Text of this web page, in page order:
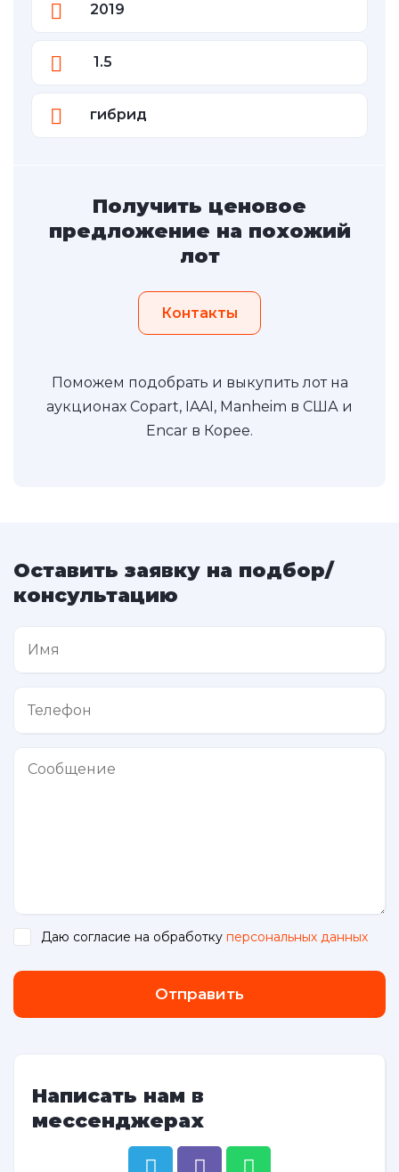
2019
1.5
гибрид
Получить ценовое
предложение на похожий
лот
Контакты
Поможем подобрать и выкупить лот на
аукционах Copart, IAAI, Manheim в США и
Encar в Корее.
Оставить заявку на подбор/
консультацию
Даю согласие на обработку персональных данных
Отправить
Написать нам в
мессенджерах